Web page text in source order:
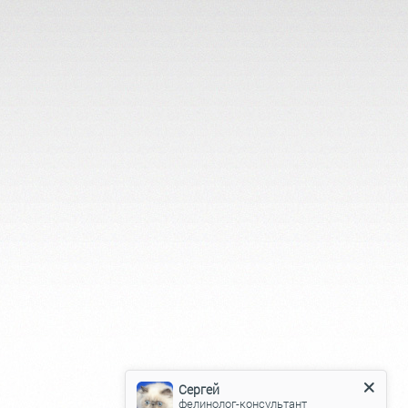
Сергей
фелинолог-консультант